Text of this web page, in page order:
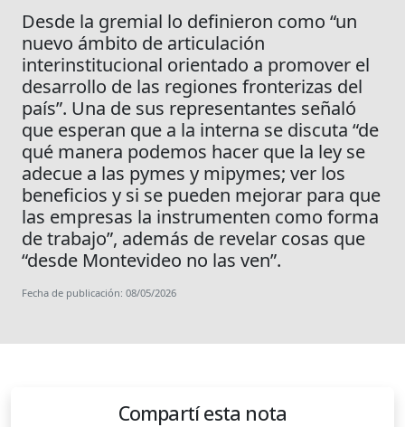
Desde la gremial lo definieron como “un
nuevo ámbito de articulación
interinstitucional orientado a promover el
desarrollo de las regiones fronterizas del
país”. Una de sus representantes señaló
que esperan que a la interna se discuta “de
qué manera podemos hacer que la ley se
adecue a las pymes y mipymes; ver los
beneficios y si se pueden mejorar para que
las empresas la instrumenten como forma
de trabajo”, además de revelar cosas que
“desde Montevideo no las ven”.
Fecha de publicación: 08/05/2026
Compartí esta nota